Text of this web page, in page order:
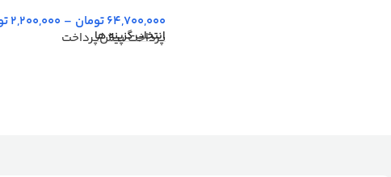
64,700,000تومان –
2,200,000
انتخاب گزینه ها
پرداخت پیش‌پرداخت